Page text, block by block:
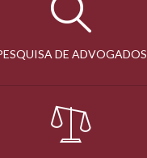
DE ADVOGADOS